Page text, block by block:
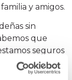
y amigos.
sin
que
seguros
Y lo mejor
aplicarlos